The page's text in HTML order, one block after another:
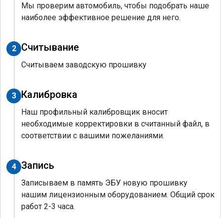
Мы проверим автомобиль, чтобы подобрать наше
наиболее эффективное решение для него.
2 Считывание
Считываем заводскую прошивку
3 Калибровка
Наш профильный калибровщик вносит
необходимые корректировки в считанный файл, в
соответствии с вашими пожеланиями.
4 Запись
Записываем в память ЭБУ новую прошивку
нашим лицензионным оборудованием. Общий срок
работ 2-3 часа.